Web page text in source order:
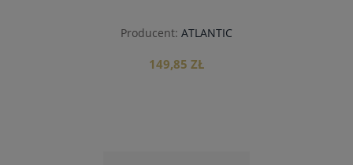
Producent: ATLANTIC
149,85 ZŁ